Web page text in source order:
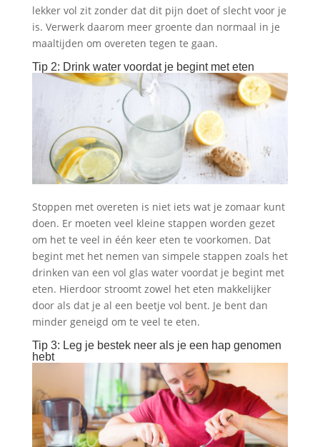
lekker vol zit zonder dat dit pijn doet of slecht voor je
is. Verwerk daarom meer groente dan normaal in je
maaltijden om overeten tegen te gaan.
Tip 2: Drink water voordat je begint met eten
Stoppen met overeten is niet iets wat je zomaar kunt
doen. Er moeten veel kleine stappen worden gezet
om het te veel in één keer eten te voorkomen. Dat
begint met het nemen van simpele stappen zoals het
drinken van een vol glas water voordat je begint met
eten. Hierdoor stroomt zowel het eten makkelijker
door als dat je al een beetje vol bent. Je bent dan
minder geneigd om te veel te eten.
Tip 3: Leg je bestek neer als je een hap genomen
hebt